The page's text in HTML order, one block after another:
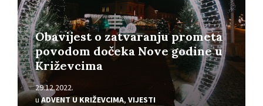
Obavijest o zatvaranju prometa
povodom dočeka Nove godine u
Križevcima
29.12.2022.
uADVENT U KRIŽEVCIMA,VIJESTI